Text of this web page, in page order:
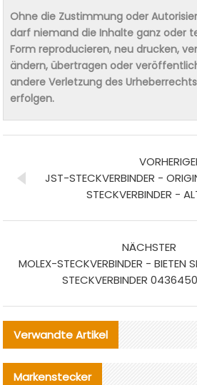
Ohne die Zustimmung oder
darf niemand die Inhalte ganz oder
Form reproducieren, neu drucken,
ändern, übertragen oder
andere Verletzung des
erfolgen.
JST-STECKVERBINDER -
STECKVERBINDER -
NÄCHSTER
MOLEX-STECKVERBINDER - BIETEN
STECKVERBINDER
Verwandte Artikel
Markenstecker